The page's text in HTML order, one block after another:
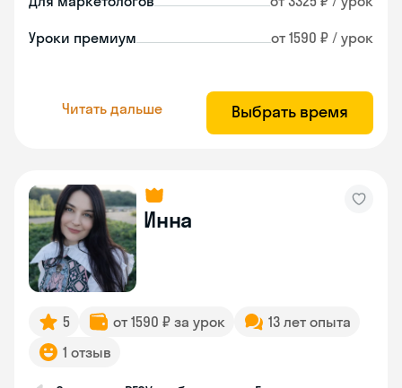
Уроки премиум от 1590 ₽ / урок
Читать дальше Выбрать время
Инна
5 от 1590 ₽ за урок
13 лет опыта
1 отзыв